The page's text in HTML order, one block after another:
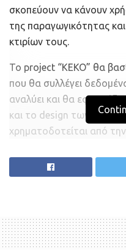
σκοπεύουν να κάνουν
της παραγωγικότητας
κτιρίων τους.
Το project “KEKO” θα
που θα συλλέγει
αναλύει και θα
και το design των
χρηματοδοτείται από
βιομηχανίας,” εξηγεί
τις εταιρίες που